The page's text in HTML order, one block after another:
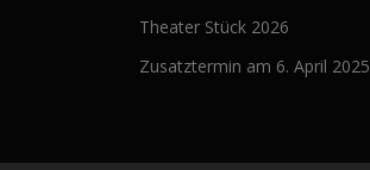
Theater Stück 2026
Zusatztermin am 6. April 2025